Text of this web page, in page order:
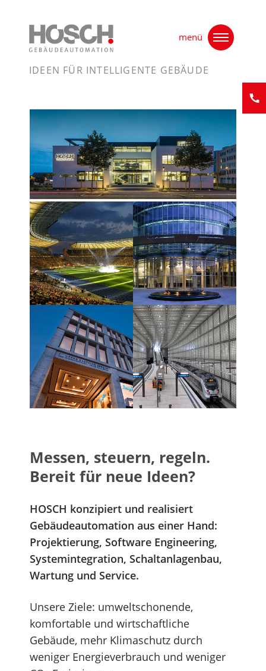
content
IDEEN FÜR INTELLIGENTE GEBÄUDE
menü
Messen, steuern, regeln.
Bereit für neue Ideen?
HOSCH konzipiert und realisiert
Gebäudeautomation aus einer Hand:
Projektierung, Software Engineering,
Systemintegration, Schaltanlagenbau,
Wartung und Service.
Unsere Ziele: umweltschonende,
komfortable und wirtschaftliche
Gebäude, mehr Klimaschutz durch
weniger Energieverbrauch und weniger